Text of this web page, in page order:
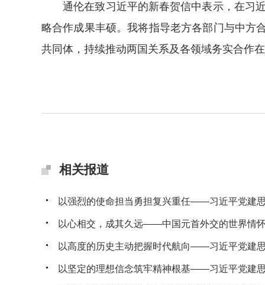
通伦在致习近平的新春贺信中表示，在习近
略合作成果丰硕。我将指导老方各部门与中方
共同体，持续推动两国关系及各领域务实合作
相关报道
以强烈的使命担当勇担复兴重任——习近平党建
以心相交，成其久远——中国元首外交的世界情
以高度的历史主动把握时代航向——习近平党建
以坚定的理想信念筑牢精神根基——习近平党建